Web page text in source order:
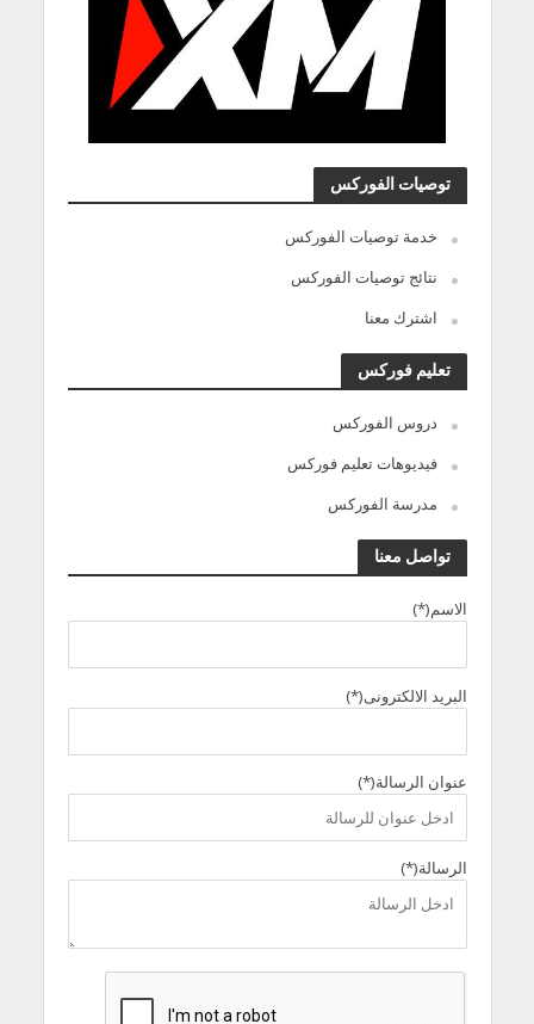
توصيات الفوركس
خدمة توصيات الفوركس
نتائج توصيات الفوركس
اشترك معنا
تعليم فوركس
دروس الفوركس
فيديوهات تعليم فوركس
مدرسة الفوركس
تواصل معنا
الاسم(*)
البريد الالكترونى(*)
عنوان الرسالة(*)
الرسالة(*)